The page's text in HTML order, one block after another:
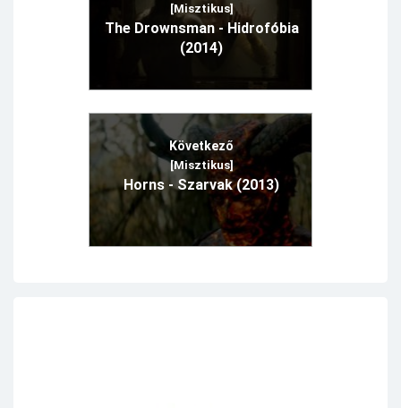
[Misztikus]
The Drownsman - Hidrofóbia
(2014)
Következő
[Misztikus]
Horns - Szarvak (2013)